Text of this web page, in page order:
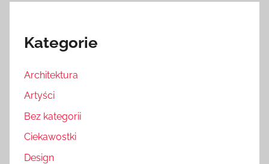
Kategorie
Architektura
Artyści
Bez kategorii
Ciekawostki
Design